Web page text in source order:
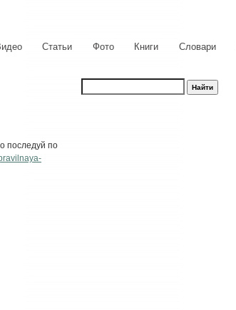
Статьи Фото Книги Словари
последуй по